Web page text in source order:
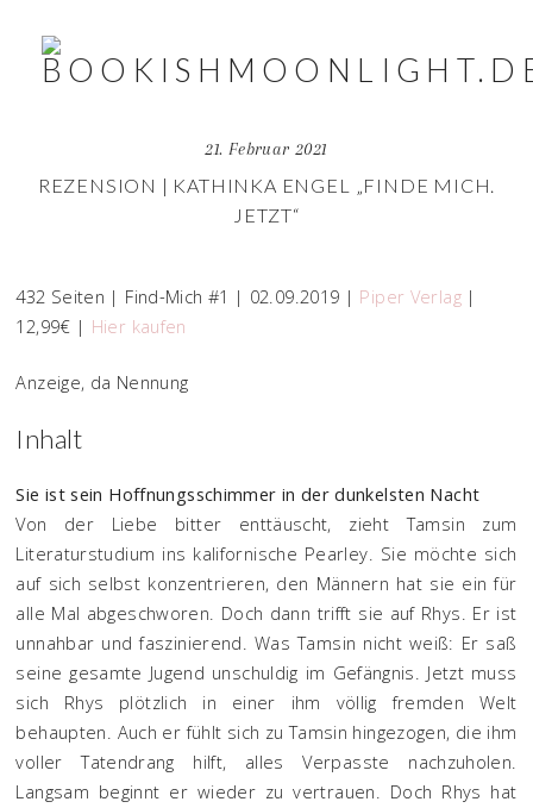
21. Februar 2021
REZENSION | KATHINKA ENGEL „FINDE MICH.
JETZT“
432 Seiten | Find-Mich #1 | 02.09.2019 | Piper Verlag |
12,99€ | Hier kaufen
Anzeige, da Nennung
Inhalt
Sie ist sein Hoffnungsschimmer in der dunkelsten Nacht
Von der Liebe bitter enttäuscht, zieht Tamsin zum
Literaturstudium ins kalifornische Pearley. Sie möchte sich
auf sich selbst konzentrieren, den Männern hat sie ein für
alle Mal abgeschworen. Doch dann trifft sie auf Rhys. Er ist
unnahbar und faszinierend. Was Tamsin nicht weiß: Er saß
seine gesamte Jugend unschuldig im Gefängnis. Jetzt muss
sich Rhys plötzlich in einer ihm völlig fremden Welt
behaupten. Auch er fühlt sich zu Tamsin hingezogen, die ihm
voller Tatendrang hilft, alles Verpasste nachzuholen.
Langsam beginnt er wieder zu vertrauen. Doch Rhys hat